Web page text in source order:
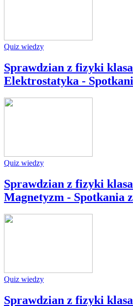
Quiz wiedzy
Sprawdzian z fizyki klasa
Elektrostatyka -
Quiz wiedzy
Sprawdzian z fizyki klasa
Magnetyzm - Spotkania
Quiz wiedzy
Sprawdzian z fizyki klasa